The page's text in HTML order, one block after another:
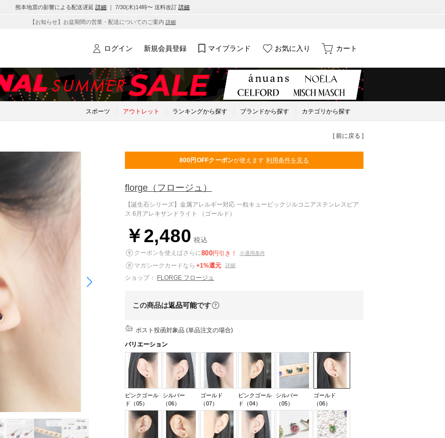
熊本地震の影響による配送遅延 詳細 ｜ 7/30(木)14時〜 送料改訂 詳細
【お知らせ】お盆期間の営業・配送についてのご案内 詳細
ログイン 新規会員登録 マイブランド お気に入り カート
スポーツ アウトレット ランキングから探す ブランドから探す カテゴリから探す
[ 前に戻る ]
800円OFFクーポンが使えます 利用条件を見る
florge （フロージュ）
【誕生石シリーズ】金属アレルギー対応 一粒キュービックジルコニアステンレスピア
ス 6月アレキサンドライト （ゴールド）
￥2,480 税込
クーポンを使えばさらに800円引き！ ※適用条件
マガシークカードなら +1%還元 詳細
ショップ： FLORGE フロージュ
この商品は返品可能です
ポスト投函対象品 (単品注文の場合)
バリエーション
ピンクゴール
ド（05）
シルバー
（06）
ゴールド
（07）
ピンクゴール
ド（04）
シルバー
（05）
ゴールド
（06）